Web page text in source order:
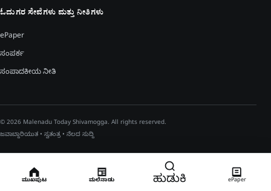
ಓದುಗರ ಸೇವೆಗಳು ಮತ್ತು ನೀತಿಗಳು
ePaper
ಸಂಪರ್ಕ
ಸಂಪಾದಕೀಯ ನೀತಿ
© 2026 Malenadu Today Shivamogga. All rights reserved.
ಜವಾಬ್ದಾರಿಯುತ • ಸ್ವತಂತ್ರ • ನೆಲದ ಸುದ್ದಿ
ಮುಖಪುಟ ಮಲೆನಾಡು ಹುಡುಕಿ ePaper